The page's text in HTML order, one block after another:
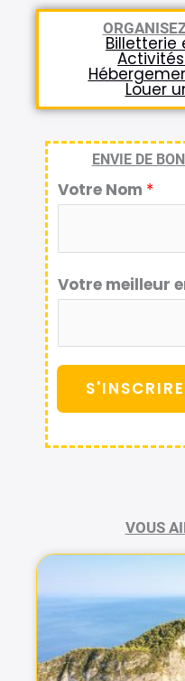
Louer
ENVIE DE
Votre Nom *
Votre meilleur
S'INSCRIRE
VOUS